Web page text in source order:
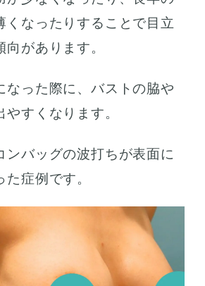
くなったりすることで目立
があります。
なった際に、バストの脇や
すくなります。
ンバッグの波打ちが表面に
症例です。